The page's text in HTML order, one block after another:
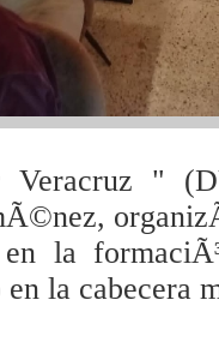
Veracruz "
en la
la cabecera